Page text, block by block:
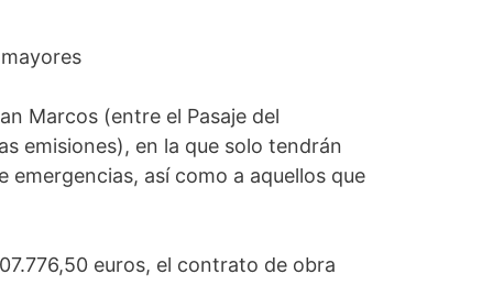
Marcos (entre el Pasaje del
emisiones), en la que solo tendrán
así como a aquellos que
euros, el contrato de obra